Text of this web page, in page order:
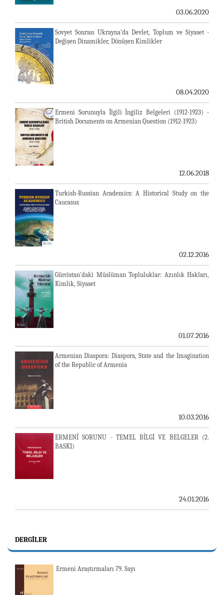
03.06.2020
Sovyet Sonrası Ukrayna’da Devlet, Toplum ve Siyaset -
Değişen Dinamikler, Dönüşen Kimlikler
08.04.2020
Ermeni Sorunuyla İlgili İngiliz Belgeleri (1912-1923) -
British Documents on Armenian Question (1912-1923)
12.06.2018
Turkish-Russian Academics: A Historical Study on the
Caucasus
02.12.2016
Gürcistan'daki Müslüman Topluluklar: Azınlık Hakları,
Kimlik, Siyaset
01.07.2016
Armenian Diaspora: Diaspora, State and the Imagination
of the Republic of Armenia
10.03.2016
ERMENİ SORUNU - TEMEL BİLGİ VE BELGELER (2.
BASKI)
24.01.2016
DERGILER
Ermeni Araştırmaları 79. Sayı